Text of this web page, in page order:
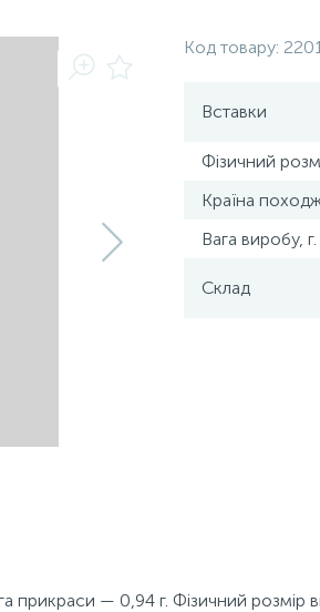
Код товару:
Вставки
Фізичний
Країна
Вага виробу, г.
Склад
прикраси — 0,94 г. Фізичний